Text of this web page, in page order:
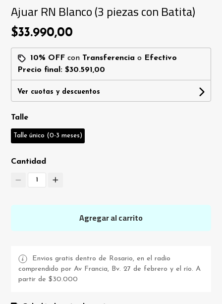
Ajuar RN Blanco (3 piezas con Batita)
$33.990,00
10% OFF con Transferencia o Efectivo
Precio final:$30.591,00
Ver cuotas y descuentos
Talle
Talle único (0-3 meses)
Cantidad
1
Agregar al carrito
Envios gratis dentro de Rosario, en el radio
comprendido por Av Francia, Bv. 27 de febrero y el río. A
partir de $30.000